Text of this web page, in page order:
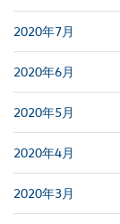
2020年7月
2020年6月
2020年5月
2020年4月
2020年3月